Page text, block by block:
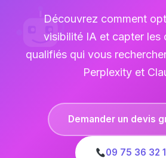
Découvrez comment
visibilité IA et capter les
qualifiés qui vous
Perplexity et
Demander un devis
09 75 36 32